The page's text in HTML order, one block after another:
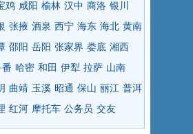
鸡 咸阳 榆林 汉中 商洛 银川
张掖 酒泉 西宁 海东 海北 黄南
邵阳 岳阳 张家界 娄底 湘西
哈密 和田 伊犁 拉萨 山南
曲靖 玉溪 昭通 保山 丽江 普洱
红河 摩托车 公务员 交友